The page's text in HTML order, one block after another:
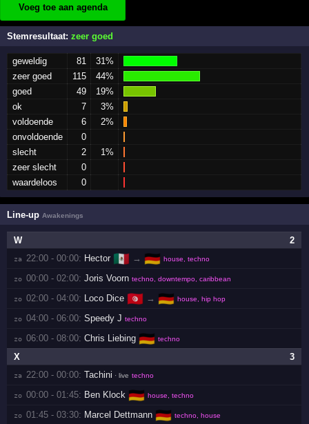
Voeg toe aan agenda
Stemresultaat:zeer goed
geweldig 81
31%
zeer goed
115
44%
goed
49
19%
ok
7
3%
voldoende
6
2%
onvoldoende
0
slecht
2
1%
zeer slecht
0
waardeloos
0
Line-up Awakenings
2
W
za 22:00 - 00:00: Hector 🇲🇽 → 🇩🇪 house, techno
zo 00:00 - 02:00: Joris Voorn techno, downtempo, caribbean
zo 02:00 - 04:00: Loco Dice 🇹🇳 → 🇩🇪 house, hip hop
zo 04:00 - 06:00: Speedy J techno
zo 06:00 - 08:00: Chris Liebing 🇩🇪 techno
3
X
za 22:00 - 00:00: Tachini · live techno
zo 00:00 - 01:45: Ben Klock 🇩🇪 house, techno
zo 01:45 - 03:30: Marcel Dettmann 🇩🇪 techno, house